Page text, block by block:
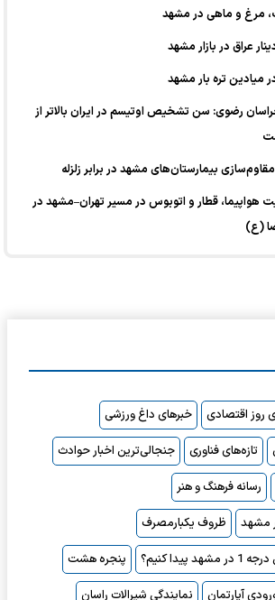
مرغ و ماهی در مشهد
عراق در بازار مشهد
میادین تره بار مشهد
رضوی: سن تشخیص اوتیسم در ایران بالاتر از
بیمارستان‌های مشهد در برابر زلزله
قطار و اتوبوس در مسیر تهران–مشهد در
(ع)
روز اقتصادی
خبرهای داغ ورزشی
تازه‌های فناوری
جنجالی‌ترین اخبار حوادث
رسانه فرهنگ و هنر
مشهد
ظروف یکبارمصرف
کنیم؟
پنجره هشت
آپارتمان
نمایندگی شیرالات راسان